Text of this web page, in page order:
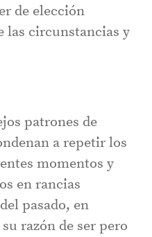
de elección
las circunstancias y
patrones de
a repetir los
momentos y
en rancias
pasado, en
razón de ser pero